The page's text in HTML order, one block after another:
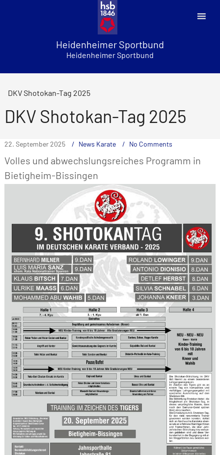
Heidenheimer Sportbund
Heidenheimer Sportbund
DKV Shotokan-Tag 2025
DKV Shotokan-Tag 2025
22. September 2025 News Karate No Comments
Volles und abwechslungsreiches Programm in
Bietigheim-Bissingen